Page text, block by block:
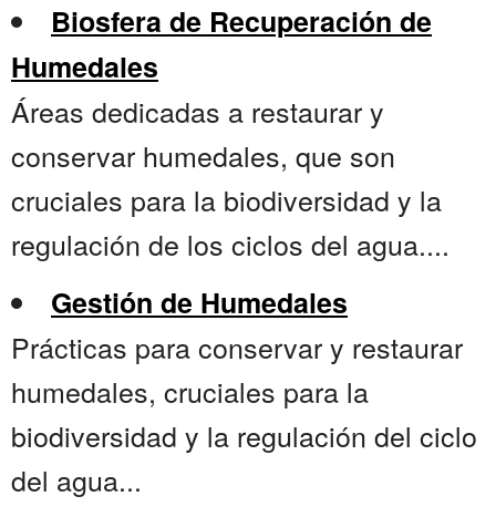
Biosfera de Recuperación de
Humedales
Áreas dedicadas a restaurar y
conservar humedales, que son
cruciales para la biodiversidad y la
regulación de los ciclos del agua....
Gestión de Humedales
Prácticas para conservar y restaurar
humedales, cruciales para la
biodiversidad y la regulación del ciclo
del agua...